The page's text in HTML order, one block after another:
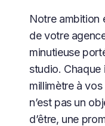
Notre ambition
de votre
minutieuse
studio. Chaque
millimètre à
n’est pas un
d’être, une